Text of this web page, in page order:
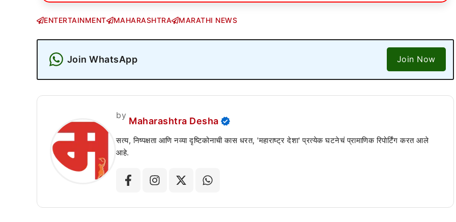
ENTERTAINMENT MAHARASHTRA MARATHI NEWS
Join WhatsApp Join Now
by
Maharashtra Desha
सत्य, निष्पक्षता आणि नव्या दृष्टिकोनाची कास धरत, 'महाराष्ट्र देशा' प्रत्येक घटनेचं प्रामाणिक रिपोर्टिंग करत आले
आहे.